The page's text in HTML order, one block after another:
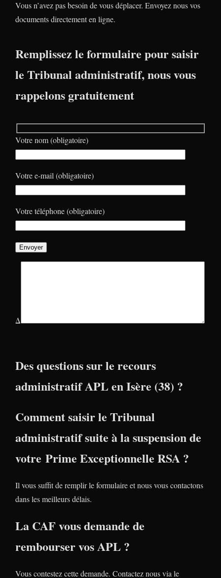
Vous n’avez pas besoin de vous déplacer. Envoyez nous vos
documents directement en ligne.
Remplissez le formulaire pour saisir
le Tribunal administratif, nous vous
rappelons gratuitement
Votre nom (obligatoire)
Votre e-mail (obligatoire)
Votre téléphone (obligatoire)
Δ
Des questions sur le recours
administratif APL en Isère (38) ?
Comment saisir le Tribunal
administratif suite à la suspension de
votre Prime Exceptionnelle RSA ?
Il vous suffit de remplir le formulaire et nous vous contactons
dans les meilleurs délais.
La CAF vous demande de
rembourser vos APL ?
Vous contestez cette demande. Contactez nous via le